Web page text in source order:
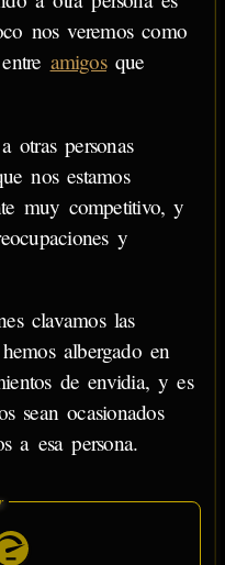
nos veremos como
amigosque
otras personas
nos estamos
muy competitivo, y
y
clavamos las
albergado en
de envidia, y es
sean ocasionados
a esa persona.